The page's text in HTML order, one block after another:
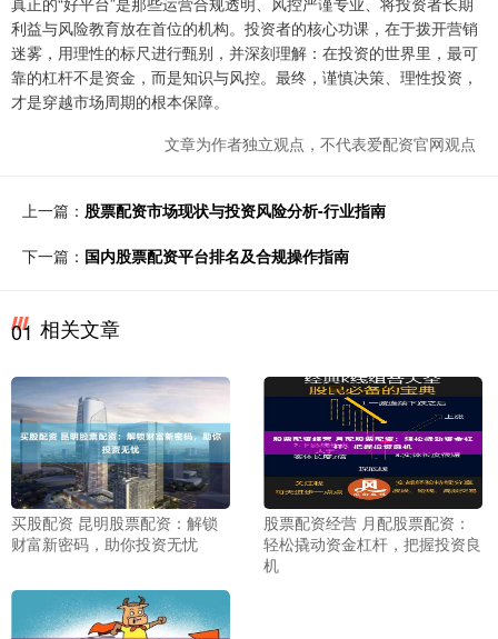
利益与风险教育放在首位的机构。投资者的核心功课，在于拨开营销
迷雾，用理性的标尺进行甄别，并深刻理解：在投资的世界里，最可
靠的杠杆不是资金，而是知识与风控。最终，谨慎决策、理性投资，
才是穿越市场周期的根本保障。
文章为作者独立观点，不代表爱配资官网观点
上一篇： 股票配资市场现状与投资风险分析-行业指南
下一篇： 国内股票配资平台排名及合规操作指南
01 相关文章
买股配资 昆明股票配资：解锁
财富新密码，助你投资无忧
股票配资经营 月配股票配资：
轻松撬动资金杠杆，把握投资良
机